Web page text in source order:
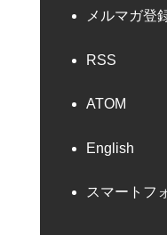
メルマガ登
RSS
ATOM
English
スマートフ